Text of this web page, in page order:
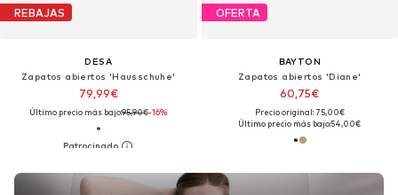
REBAJAS
DESA
Zapatos abiertos 'Hausschuhe'
79,99€
Último precio más bajo:95,90€-16%
OFERTA
BAYTON
Zapatos abiertos 'Diane'
60,75€
Precio original: 75,00€
Último precio más bajo:54,00€